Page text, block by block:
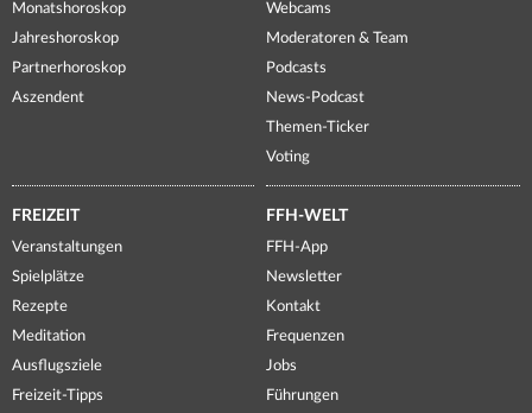
Monatshoroskop
Jahreshoroskop
Partnerhoroskop
Aszendent
Webcams
Moderatoren & Team
Podcasts
News-Podcast
Themen-Ticker
Voting
FREIZEIT
Veranstaltungen
Spielplätze
Rezepte
Meditation
Ausflugsziele
Freizeit-Tipps
FFH-WELT
FFH-App
Newsletter
Kontakt
Frequenzen
Jobs
Führungen